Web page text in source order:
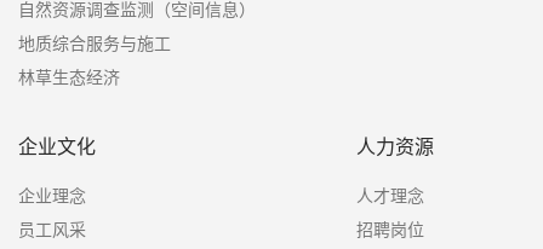
自然资源调查监测（空间信息）
地质综合服务与施工
林草生态经济
企业文化
企业理念
员工风采
人力资源
人才理念
招聘岗位